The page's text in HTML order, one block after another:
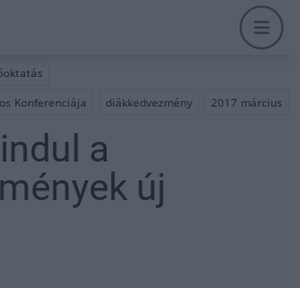
Konferenciája
diákkedvezmény 2017 március
a
új